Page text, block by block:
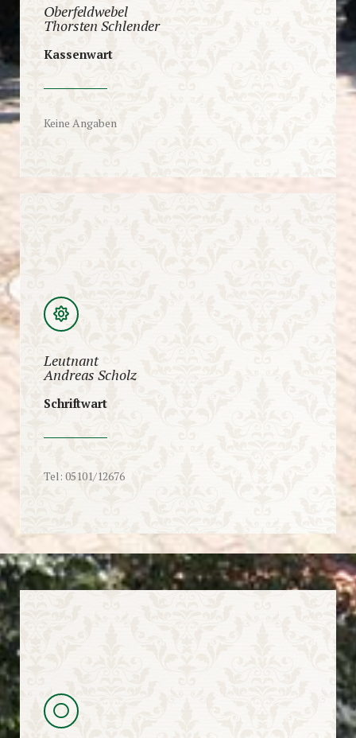
Oberfeldwebel
Thorsten Schlender
Kassenwart
Keine Angaben
Leutnant
Andreas Scholz
Schriftwart
Tel: 05101/12676